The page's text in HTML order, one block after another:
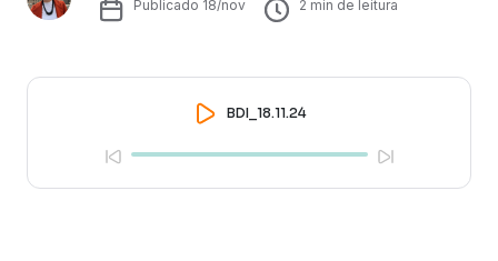
Publicado 18/nov 2 min de leitura
BDI_18.11.24